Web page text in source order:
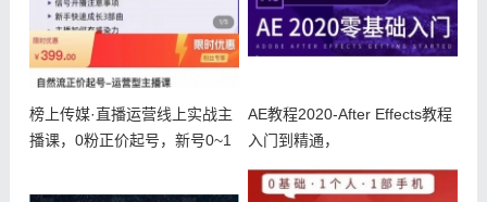
榜上传媒·直播运营线上实战主
播课，0粉正价起号，新号0~1
AE教程2020-After Effects教程
入门到精通，